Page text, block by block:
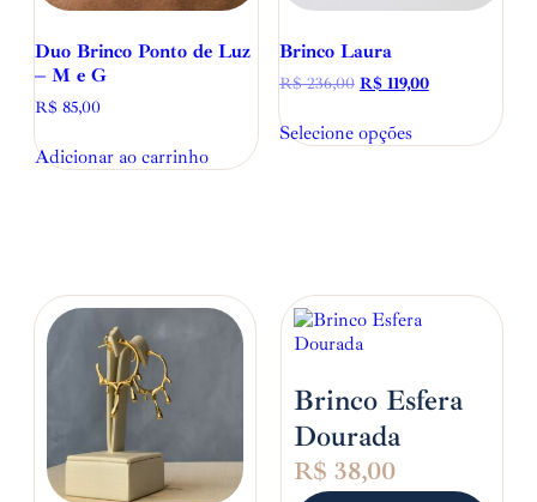
Duo Brinco Ponto de Luz
– M e G
R$ 85,00
Adicionar ao carrinho
Brinco Laura
R$236,00 R$119,00
Selecione opções
Brinco Esfera
Dourada
R$ 38,00